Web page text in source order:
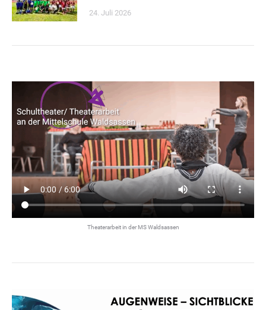
24. Juli 2026
Theaterarbeit in der MS Waldsassen